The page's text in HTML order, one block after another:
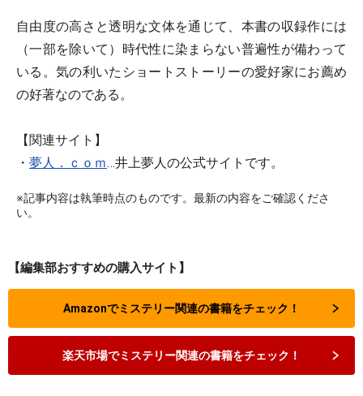
自由度の高さと透明な文体を通じて、本書の収録作には
（一部を除いて）時代性に染まらない普遍性が備わって
いる。気の利いたショートストーリーの愛好家にお薦め
の好著なのである。
【関連サイト】
・ 夢人．ｃｏｍ…井上夢人の公式サイトです。
※記事内容は執筆時点のものです。最新の内容をご確認くださ
い。
【編集部おすすめの購入サイト】
Amazonでミステリー関連の書籍をチェック！
楽天市場でミステリー関連の書籍をチェック！